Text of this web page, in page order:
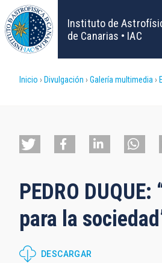
Pasar
al
contenido
principal
Instituto de
de Canarias • IAC
Sobrescribir
de
a
la
navegación
Inicio Divulgación Galería multimedia
PEDRO
para la
DESCARGAR